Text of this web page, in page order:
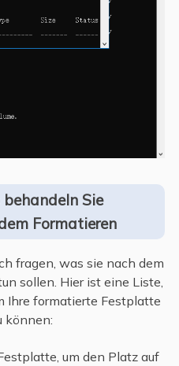
Sie
Formatieren
fragen, was sie nach dem
sollen. Hier ist eine Liste,
Ihre formatierte Festplatte
können:
um den Platz auf